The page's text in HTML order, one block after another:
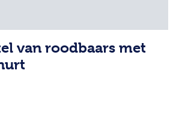
van roodbaars met